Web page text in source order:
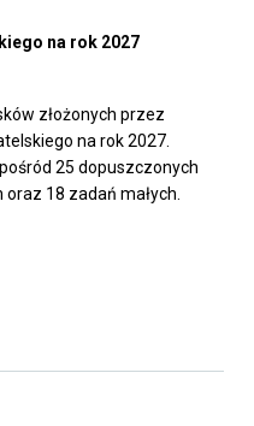
na rok 2027
złożonych przez
na rok 2027.
25 dopuszczonych
18 zadań małych.